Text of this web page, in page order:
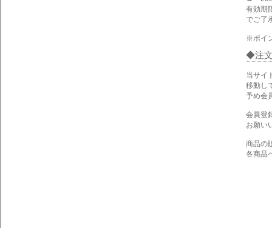
有効期
でご了
※ポイ
注
当サイ
移動し
予め会
会員登
お願い
商品の
各商品